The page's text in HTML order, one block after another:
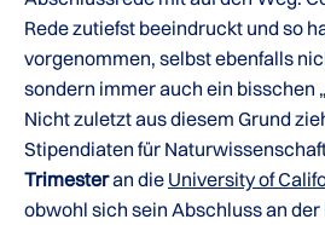
Rede zutiefst beeindruckt und so
vorgenommen, selbst ebenfalls
sondern immer auch ein bisschen
Nicht zuletzt aus diesem Grund
Stipendiaten für
Trimesteran die University of
obwohl sich sein Abschluss an der